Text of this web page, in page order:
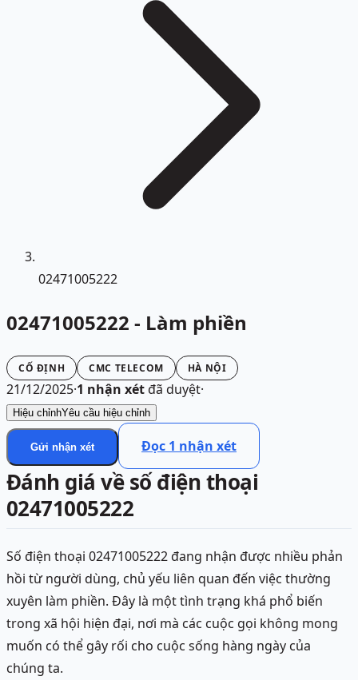
02471005222
02471005222 - Làm phiền
CỐ ĐỊNH CMC TELECOM HÀ NỘI
21/12/2025·1 nhận xétđã duyệt·
Hiệu chỉnhYêu cầu hiệu chỉnh
Gửi nhận xét Đọc 1 nhận xét
Đánh giá về số điện thoại
02471005222
Số điện thoại 02471005222 đang nhận được nhiều phản
hồi từ người dùng, chủ yếu liên quan đến việc thường
xuyên làm phiền. Đây là một tình trạng khá phổ biến
trong xã hội hiện đại, nơi mà các cuộc gọi không mong
muốn có thể gây rối cho cuộc sống hàng ngày của
chúng ta.